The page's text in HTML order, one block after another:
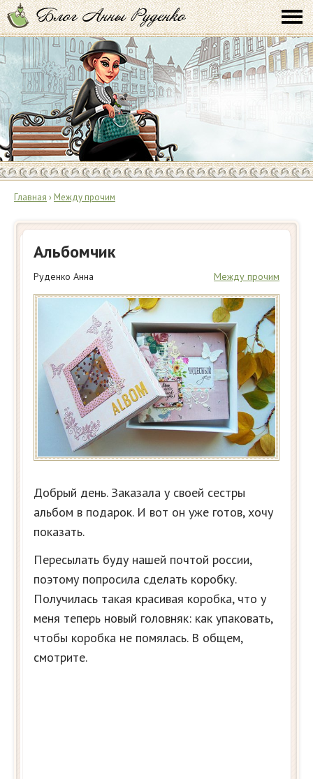
Главная › Между прочим
Альбомчик
Руденко Анна Между прочим
Добрый день. Заказала у своей сестры
альбом в подарок. И вот он уже готов, хочу
показать.
Пересылать буду нашей почтой россии,
поэтому попросила сделать коробку.
Получилась такая красивая коробка, что у
меня теперь новый головняк: как упаковать,
чтобы коробка не помялась. В общем,
смотрите.